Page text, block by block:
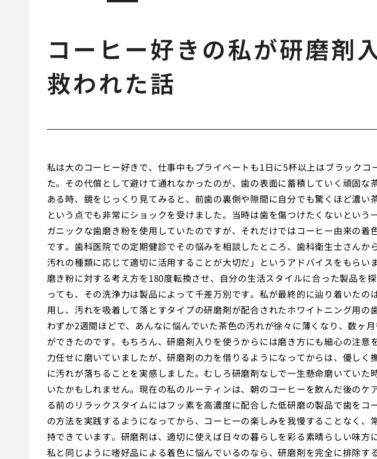
コーヒー好きの私が研磨剤
救われた話
私は大のコーヒー好きで、仕事中もプライベートも1日に5杯以上はブラックコ
た。その代償として避けて通れなかったのが、歯の表面に蓄積していく頑固な
ある時、鏡をじっくり見てみると、前歯の裏側や隙間に自分でも驚くほど濃い
という点でも非常にショックを受けました。当時は歯を傷つけたくないという
ガニックな歯磨き粉を使用していたのですが、それだけではコーヒー由来の着
です。歯科医院での定期健診でその悩みを相談したところ、歯科衛生士さんか
汚れの種類に応じて適切に活用することが大切だ」というアドバイスをもらい
磨き粉に対する考え方を180度転換させ、自分の生活スタイルに合った製品を
っても、その洗浄力は製品によって千差万別です。私が最終的に辿り着いたの
用し、汚れを吸着して落とすタイプの研磨剤が配合されたホワイトニング用の
わずか2週間ほどで、あんなに悩んでいた茶色の汚れが徐々に薄くなり、数ヶ
ができたのです。もちろん、研磨剤入りを使うからには磨き方にも細心の注意
力任せに磨いていましたが、研磨剤の力を借りるようになってからは、優しく
に汚れが落ちることを実感しました。むしろ研磨剤なしで一生懸命磨いていた
いたかもしれません。現在の私のルーティンは、朝のコーヒーを飲んだ後のケ
る前のリラックスタイムにはフッ素を高濃度に配合した低研磨の製品で歯をコ
の方法を実践するようになってから、コーヒーの楽しみを我慢することなく、
持できています。研磨剤は、適切に使えば日々の暮らしを彩る素晴らしい味方
私と同じように嗜好品による着色に悩んでいるのなら、研磨剤を完全に排除す